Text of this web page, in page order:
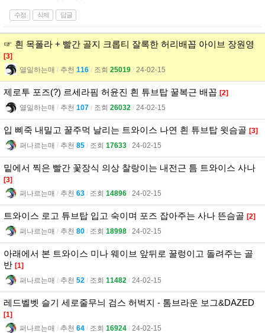
수정 삭제 답글
☞ 흰 목폴라 + 빨간 골지 크롭티 잘록한 허리배꼽 아이브 장원영
[3]
열일하는매 l 추천 116 l 조회 25019 l 24-02-15
제로투 포즈(?) 르세라핌 허윤진 흰 튜브탑 꿀복근 배꼽 [2]
열일하는매 l 추천 107 l 조회 26032 l 24-02-15
입 삐죽 내밀고 꿀주먹 날리는 트와이스 나연 흰 튜브탑 윗슴골 [3]
퍼나르는매 l 추천 85 l 조회 17633 l 24-02-15
밑에서 찍은 빨간 꽃장식 의상 찰랑이는 내전근 틈 트와이스 사나
[3]
퍼나르는매 l 추천 63 l 조회 14896 l 24-02-15
트와이스 로고 튜브탑 입고 숙이며 포즈 잡아주는 사나 뜬슴골 [2]
퍼나르는매 l 추천 80 l 조회 18998 l 24-02-15
아래에서 본 트와이스 미나 웨이브 앞뒤로 꿀렁이고 돌려주는 골
반 [1]
퍼나르는매 l 추천 52 l 조회 11482 l 24-02-15
레드벨벳 슬기 세로줄무늬 검스 허벅지 - 톰브라운 보그&DAZED
[1]
퍼나르는매 l 추천 64 l 조회 16924 l 24-02-15